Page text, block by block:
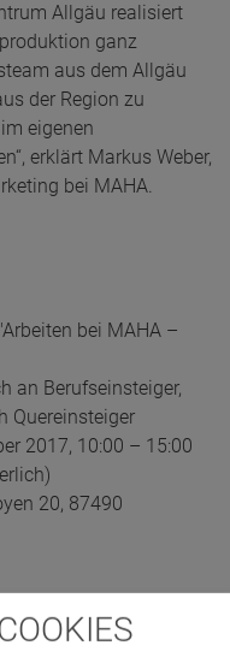
Allgäu realisiert
ganz
aus dem Allgäu
der Region zu
eigenen
erklärt Markus Weber,
bei MAHA.
bei MAHA –
an Berufseinsteiger,
Quereinsteiger
2017, 10:00 – 15:00
20, 87490